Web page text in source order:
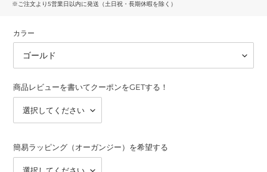
※ご注文より5営業日以内に発送（土日祝・長期休暇を除く）
カラー
商品レビューを書いてクーポンをGETする！
簡易ラッピング（オーガンジー）を希望する